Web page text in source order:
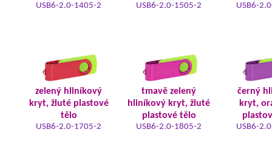
USB6-2.0-1405-2 USB6-2.0-1505-2 USB6-
zelený hliníkový
kryt, žluté plastové
tělo
USB6-2.0-1705-2
tmavě zelený
hliníkový kryt, žluté
plastové tělo
USB6-2.0-1805-2
černý
kryt,
USB6-